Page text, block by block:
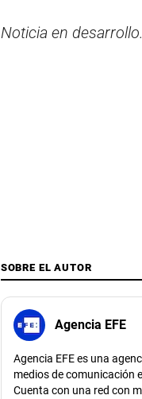
Noticia en
SOBRE EL AUTOR
Agencia EFE
Agencia EFE es una
medios de comunicación
Cuenta con una red con